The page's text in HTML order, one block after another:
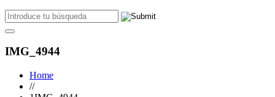
IMG_4944
Home
//